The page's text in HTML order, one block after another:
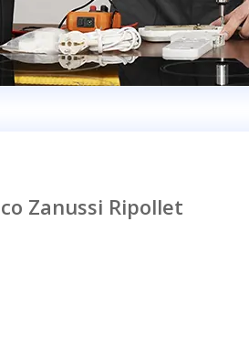
Zanussi Ripollet